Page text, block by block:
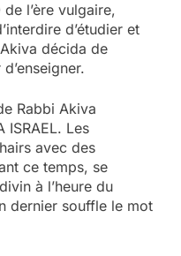
l’ère vulgaire,
d’étudier et
décida de
Rabbi Akiva
ISRAEL. Les
avec des
ce temps, se
à l’heure du
dernier souffle le mot